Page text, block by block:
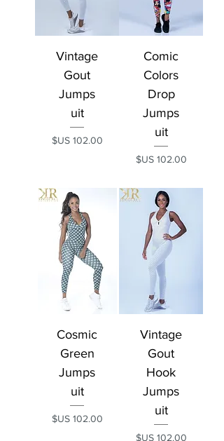
Comic
Colors
Drop
Jumps
uit
السعر
Vintage
Gout
Jumps
uit
السعر
Vintage
Gout
Hook
Jumps
uit
السعر
Cosmic
Green
Jumps
uit
السعر